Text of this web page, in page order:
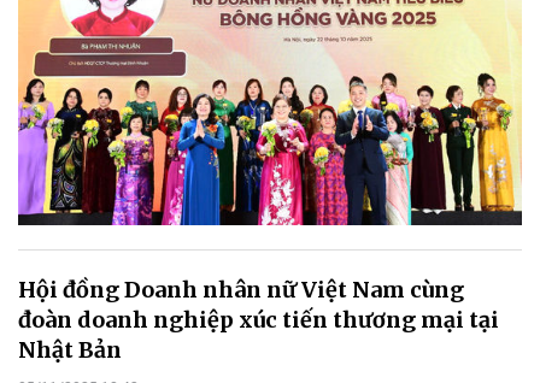
Hội đồng Doanh nhân nữ Việt Nam cùng
đoàn doanh nghiệp xúc tiến thương mại tại
Nhật Bản